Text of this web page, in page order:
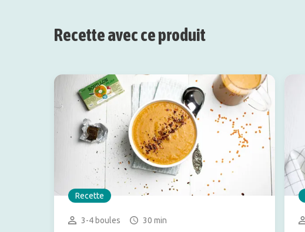
Recette avec ce produit
Recette
3-4 boules 30 min